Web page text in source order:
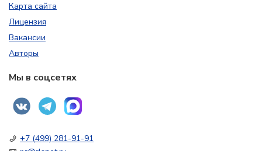
Карта сайта
Лицензия
Вакансии
Авторы
Мы в соцсетях
+7 (499) 281-91-91